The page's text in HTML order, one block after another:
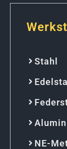
Stahl
NE-